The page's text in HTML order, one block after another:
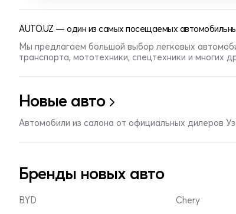
AUTO.UZ — один из самых посещаемых
Мы предлагаем большой выбор легковых
транспорта, мототехники, спецтехники и многих
Новые авто
Автомобили из салона от официальных дилеров
Бренды новых авто
BYD Chery